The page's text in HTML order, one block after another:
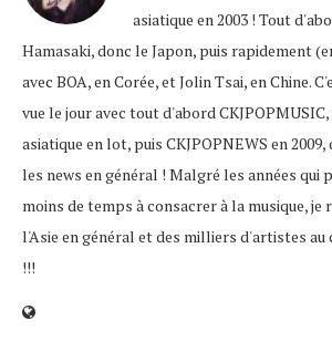
asiatique en 2003 ! Tout
Hamasaki, donc le Japon, puis rapidement
avec BOA, en Corée, et Jolin Tsai, en Chine.
vue le jour avec tout d'abord
asiatique en lot, puis CKJPOPNEWS en
les news en général ! Malgré les années qui
moins de temps à consacrer à la musique, je
l'Asie en général et des milliers d'artistes au
!!!